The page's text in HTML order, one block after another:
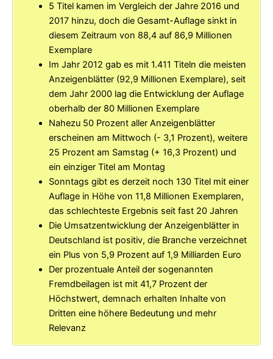
5 Titel kamen im Vergleich der Jahre 2016 und
2017 hinzu, doch die Gesamt-Auflage sinkt in
diesem Zeitraum von 88,4 auf 86,9 Millionen
Exemplare
Im Jahr 2012 gab es mit 1.411 Titeln die meisten
Anzeigenblätter (92,9 Millionen Exemplare), seit
dem Jahr 2000 lag die Entwicklung der Auflage
oberhalb der 80 Millionen Exemplare
Nahezu 50 Prozent aller Anzeigenblätter
erscheinen am Mittwoch (- 3,1 Prozent), weitere
25 Prozent am Samstag (+ 16,3 Prozent) und
ein einziger Titel am Montag
Sonntags gibt es derzeit noch 130 Titel mit einer
Auflage in Höhe von 11,8 Millionen Exemplaren,
das schlechteste Ergebnis seit fast 20 Jahren
Die Umsatzentwicklung der Anzeigenblätter in
Deutschland ist positiv, die Branche verzeichnet
ein Plus von 5,9 Prozent auf 1,9 Milliarden Euro
Der prozentuale Anteil der sogenannten
Fremdbeilagen ist mit 41,7 Prozent der
Höchstwert, demnach erhalten Inhalte von
Dritten eine höhere Bedeutung und mehr
Relevanz